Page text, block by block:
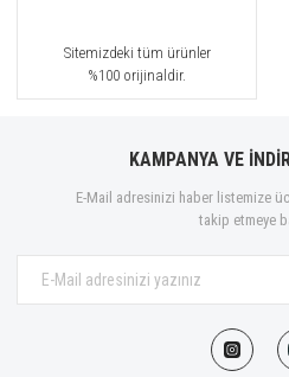
Sitemizdeki tüm ürünler
%100 orijinaldir.
KAMPANYA VE
E-Mail adresinizi haber listemize
takip etmeye